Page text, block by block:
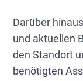
Darüber
und aktuellen
den Standort
benötigten